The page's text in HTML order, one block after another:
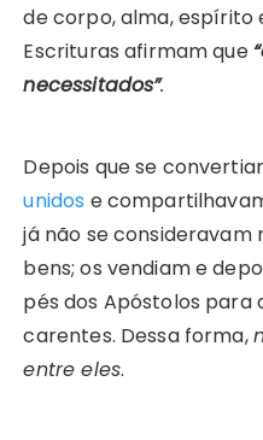
de corpo, alma, espírito
Escrituras afirmam que
necessitados”.
Depois que se
unidos e
já não se consideravam
bens; os vendiam e
pés dos Apóstolos para
carentes. Dessa forma,
entre eles.